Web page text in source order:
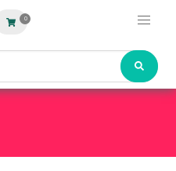
0